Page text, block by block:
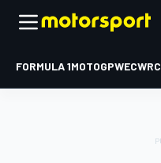
FORMULA 1MOTOGPWECWRC